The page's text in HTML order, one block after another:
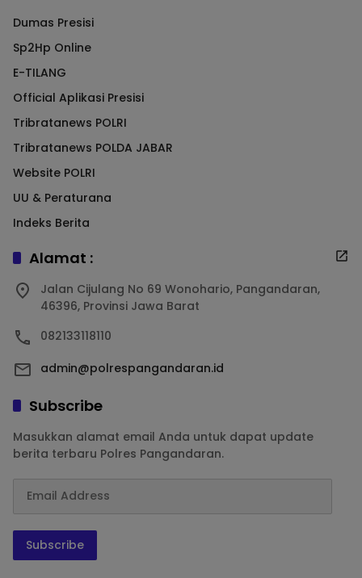
Dumas Presisi
Sp2Hp Online
E-TILANG
Official Aplikasi Presisi
Tribratanews POLRI
Tribratanews POLDA JABAR
Website POLRI
UU & Peraturana
Indeks Berita
Alamat :
Jalan Cijulang No 69 Wonohario, Pangandaran,
46396, Provinsi Jawa Barat
082133118110
admin@polrespangandaran.id
Subscribe
Masukkan alamat email Anda untuk dapat update
berita terbaru Polres Pangandaran.
Subscribe